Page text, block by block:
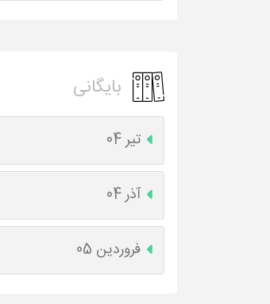
بایگانی
تیر 04
آذر 04
فروردین 05